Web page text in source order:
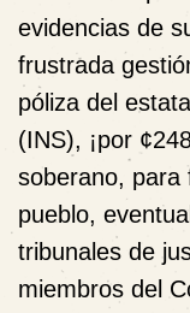
evidencias de
frustrada
póliza del
(INS), ¡por
soberano, para
pueblo,
tribunales de
miembros del